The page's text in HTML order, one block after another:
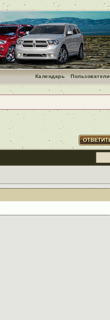
Пользователи
Календарь